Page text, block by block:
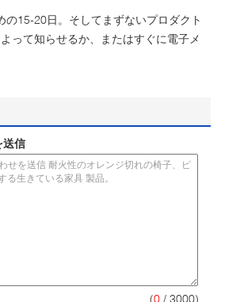
15-20日。そしてまずないプロダクト
って知らせるか、またはすぐに電子メ
送信
(0 / 3000)